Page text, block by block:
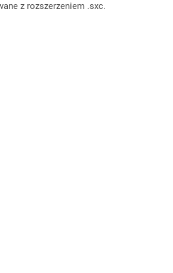
z rozszerzeniem .sxc.